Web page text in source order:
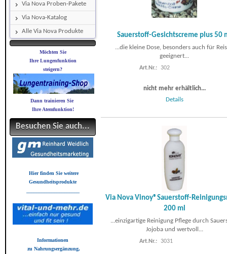
Via Nova Proben-Pakete
Via Nova-Katalog
Alle Via Nova Produkte
Möchten Sie
Ihre Lungenfunktion
steigern?
Dann trainieren Sie
Ihre Atemfunktion!
Besuchen Sie auch...
Hier finden Sie weitere
Gesundheitsprodukte
Informationen
zu Nahrungsergänzung,
Sauerstoff-Gesichtscreme plus 50
...die kleine Dose, besonders auch für
geeignert...
Art.Nr.: 302
nicht mehr erhältlich...
Details
Via Nova Vinoy®Sauerstoff-
200 ml
...einzigartige Reinigung Pflege durch
Jojoba und wertvoll...
Art.Nr.: 3031